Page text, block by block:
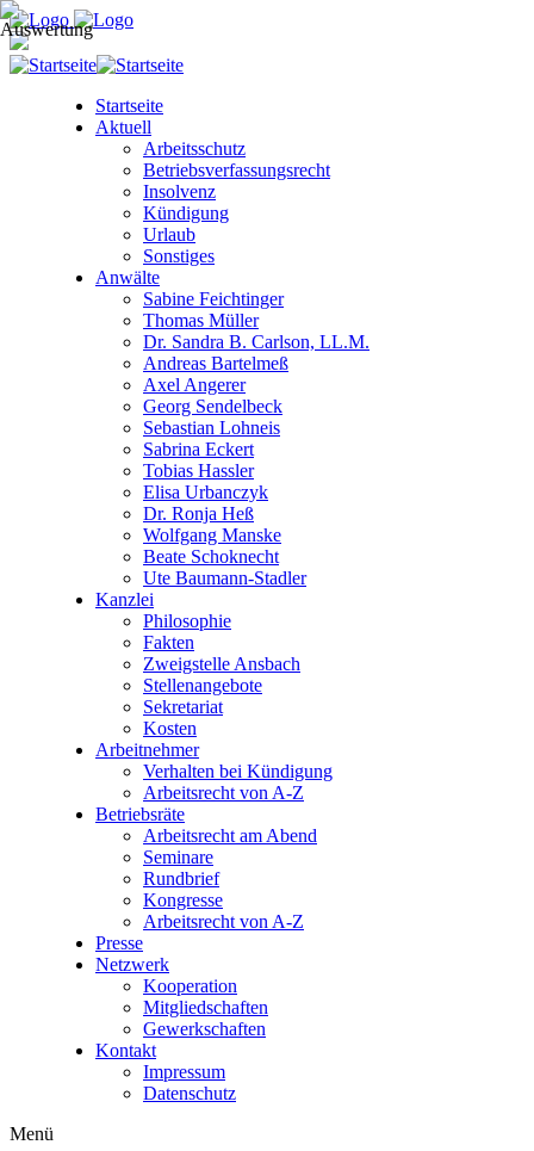
Startseite
Aktuell
Arbeitsschutz
Betriebsverfassungsrecht
Insolvenz
Kündigung
Urlaub
Sonstiges
Anwälte
Sabine Feichtinger
Thomas Müller
Dr. Sandra B. Carlson, LL.M.
Andreas Bartelmeß
Axel Angerer
Georg Sendelbeck
Sebastian Lohneis
Sabrina Eckert
Tobias Hassler
Elisa Urbanczyk
Dr. Ronja Heß
Wolfgang Manske
Beate Schoknecht
Ute Baumann-Stadler
Kanzlei
Philosophie
Fakten
Zweigstelle Ansbach
Stellenangebote
Sekretariat
Kosten
Arbeitnehmer
Verhalten bei Kündigung
Arbeitsrecht von A-Z
Betriebsräte
Arbeitsrecht am Abend
Seminare
Rundbrief
Kongresse
Arbeitsrecht von A-Z
Presse
Netzwerk
Kooperation
Mitgliedschaften
Gewerkschaften
Kontakt
Impressum
Datenschutz
Menü